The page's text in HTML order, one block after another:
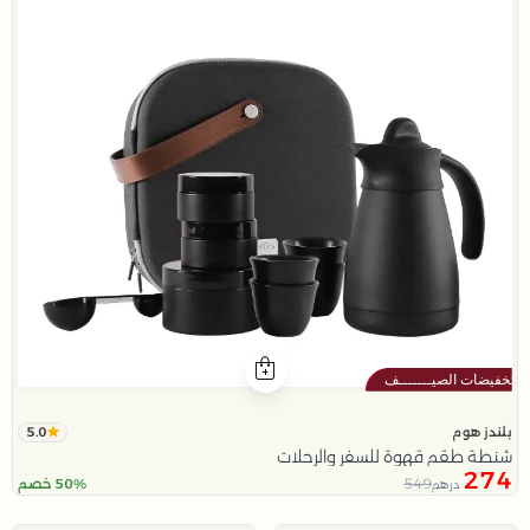
بلندز هوم 5.0
شنطة طقم قهوة للسفر والرحلات
274 درهم549 50% خصم